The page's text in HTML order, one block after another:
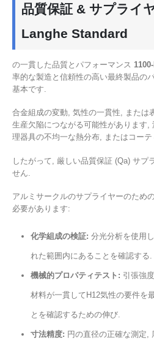
品質保証 & サプライ
Langhe Standard
の一貫した品質とパフォーマンス
率的な製造と信頼性の高い最終製品の
基本です.
合金組成の変動, 気性の一貫性, または
生産欠陥につながる可能性があります,
理器具の不均一な熱分布, またはコー
したがって, 厳しい品質保証 (Qa) サプ
せん.
アルミサークルのサプライヤーのため
必要があります:
化学組成の検証: 分光分析を使用
れた範囲内にあることを確認する.
機械的プロパティテスト: 引張強
材料が一貫してH12気性の要件を
とを確認するための伸び.
寸法精度: 円の直径の正確な測定,